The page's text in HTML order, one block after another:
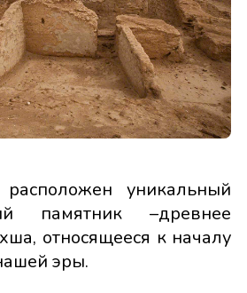
уникальный
памятник –древнее
относящееся к началу
эры.